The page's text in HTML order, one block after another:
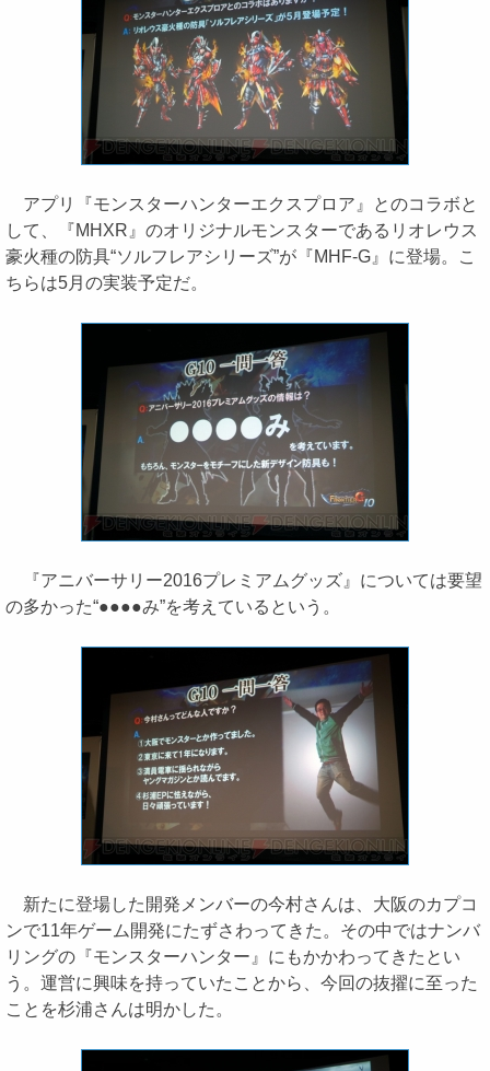
アプリ『モンスターハンターエクスプロア』とのコラボと
して、『MHXR』のオリジナルモンスターであるリオレウス
豪火種の防具“ソルフレアシリーズ”が『MHF-G』に登場。こ
ちらは5月の実装予定だ。
『アニバーサリー2016プレミアムグッズ』については要望
の多かった“●●●●み”を考えているという。
新たに登場した開発メンバーの今村さんは、大阪のカプコ
ンで11年ゲーム開発にたずさわってきた。その中ではナンバ
リングの『モンスターハンター』にもかかわってきたとい
う。運営に興味を持っていたことから、今回の抜擢に至った
ことを杉浦さんは明かした。